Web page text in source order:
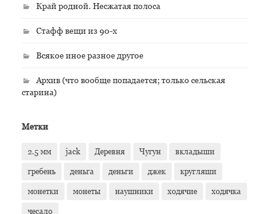
Край родной. Несжатая полоса
Стафф вещи из 90-х
Всякое иное разное другое
Архив (что вообще попадается; только сельская
старина)
Метки
2.5 мм jack Деревня Чугун вкладыши
гребень деньга деньги джек кругляши
монетки монеты наушники ходячие ходячка
чесало